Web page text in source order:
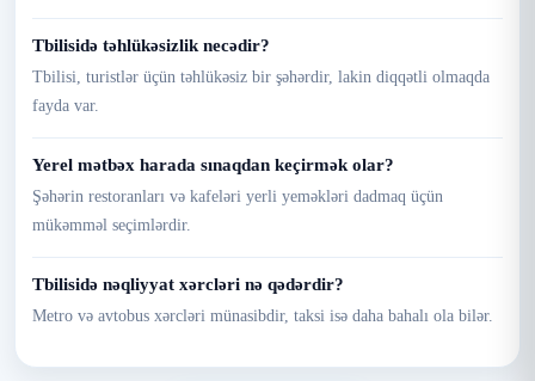
Tbilisidə təhlükəsizlik necədir?
Tbilisi, turistlər üçün təhlükəsiz bir şəhərdir, lakin diqqətli olmaqda
fayda var.
Yerel mətbəx harada sınaqdan keçirmək olar?
Şəhərin restoranları və kafeləri yerli yeməkləri dadmaq üçün
mükəmməl seçimlərdir.
Tbilisidə nəqliyyat xərcləri nə qədərdir?
Metro və avtobus xərcləri münasibdir, taksi isə daha bahalı ola bilər.